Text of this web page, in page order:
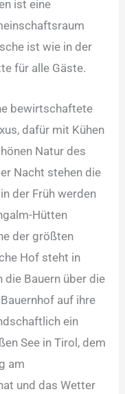
ist eine
ist wie in der
für alle Gäste.
bewirtschaftete
dafür mit Kühen
Natur des
Nacht stehen die
der Früh werden
Hütten
der größten
Hof steht in
die Bauern über die
auf ihre
ein
See in Tirol, dem
am
und das Wetter